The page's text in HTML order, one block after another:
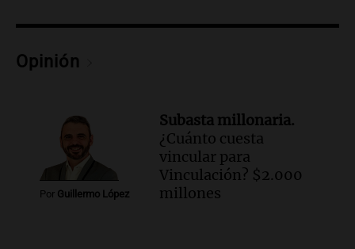
contra el tiempo: necesita un trasplante
Una mañana para todos
de julio será menor al 2,9% registrado
en CABA
Una mañana para todos
Episodios
Audio.Altas Cumbres: rescataron a una
Opinión
Por Guillermo López
Subasta millonaria.
¿Cuánto cuesta
vincular para
Vinculación? $2.000
millones